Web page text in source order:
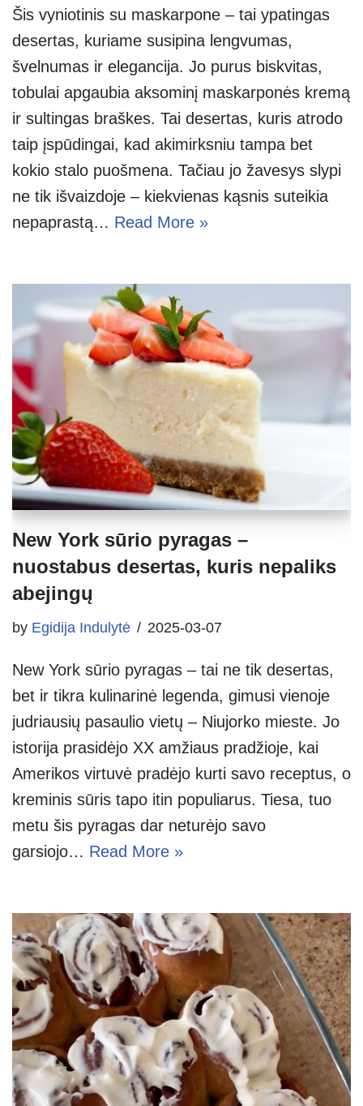
Šis vyniotinis su maskarpone – tai ypatingas
desertas, kuriame susipina lengvumas,
švelnumas ir elegancija. Jo purus biskvitas,
tobulai apgaubia aksominį maskarponės kremą
ir sultingas braškes. Tai desertas, kuris atrodo
taip įspūdingai, kad akimirksniu tampa bet
kokio stalo puošmena. Tačiau jo žavesys slypi
ne tik išvaizdoje – kiekvienas kąsnis suteikia
nepaprastą… Read More »
New York sūrio pyragas –
nuostabus desertas, kuris nepaliks
abejingų
by Egidija Indulytė 2025-03-07
New York sūrio pyragas – tai ne tik desertas,
bet ir tikra kulinarinė legenda, gimusi vienoje
judriausių pasaulio vietų – Niujorko mieste. Jo
istorija prasidėjo XX amžiaus pradžioje, kai
Amerikos virtuvė pradėjo kurti savo receptus, o
kreminis sūris tapo itin populiarus. Tiesa, tuo
metu šis pyragas dar neturėjo savo
garsiojo… Read More »